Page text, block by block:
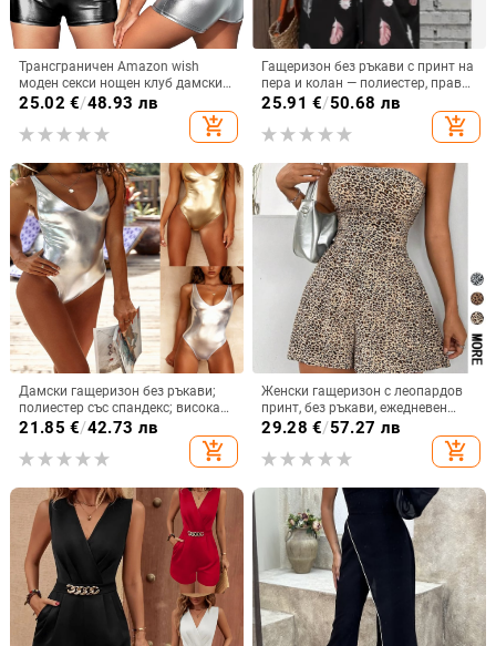
Трансграничен Amazon wish
моден секси нощен клуб дамски
гащеризон с висока талия и без
гръб, дълбоко V-образно лого,
горещо момиче
25.02 €/48.93 лв
add_shopping_cart
Гащеризон без ръкави с принт на
пера и колан — полиестер, права
кройка, свободна талия, средна
25.91 €/50.68 лв
add_shopping_cart
Дамски гащеризон без ръкави;
полиестер със спандекс; висока
талия; три четвърти крачол;
21.85 €/42.73 лв
add_shopping_cart
Женски гащеризон с леопардов
принт, без ръкави, ежедневен
стил, широки крачоли, талия
средна, дължина крачол 3/4,
полиестер
29.28 €/57.27 лв
add_shopping_cart